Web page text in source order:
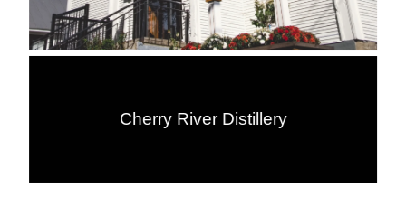
Cherry River Distillery